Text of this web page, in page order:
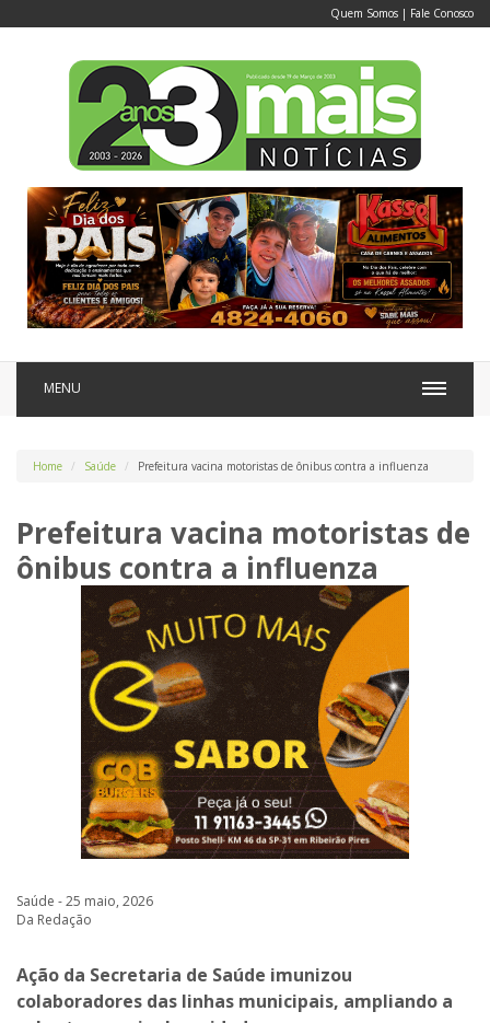
Quem Somos | Fale Conosco
MENU
Home Saúde Prefeitura vacina motoristas de ônibus contra a influenza
Prefeitura vacina motoristas de
ônibus contra a influenza
Saúde - 25 maio, 2026
Da Redação
Ação da Secretaria de Saúde imunizou
colaboradores das linhas municipais, ampliando a